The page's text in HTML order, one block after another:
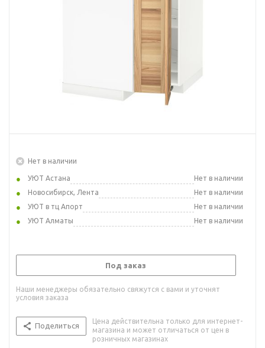
Нет в наличии
УЮТ Астана
Нет в наличии
Новосибирск, Лента
Нет в наличии
УЮТ в тц Апорт
Нет в наличии
УЮТ Алматы
Нет в наличии
Под заказ
Наши менеджеры обязательно свяжутся с вами и уточнят
условия заказа
Поделиться
Цена действительна только для интернет-
магазина и может отличаться от цен в
розничных магазинах